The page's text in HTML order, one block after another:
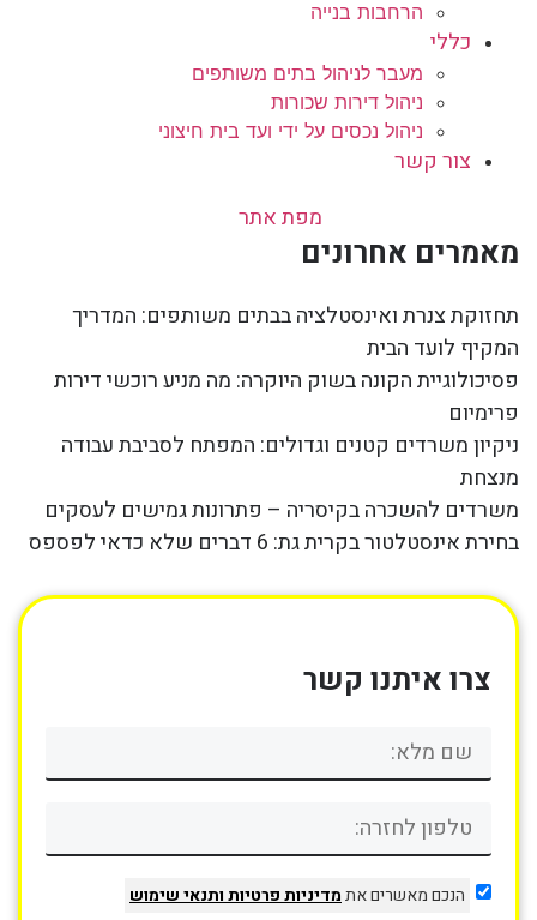
הרחבות בנייה
כללי
מעבר לניהול בתים משותפים
ניהול דירות שכורות
ניהול נכסים על ידי ועד בית חיצוני
צור קשר
מפת אתר
מאמרים אחרונים
תחזוקת צנרת ואינסטלציה בבתים משותפים: המדריך
המקיף לועד הבית
פסיכולוגיית הקונה בשוק היוקרה: מה מניע רוכשי דירות
פרימיום
ניקיון משרדים קטנים וגדולים: המפתח לסביבת עבודה
מנצחת
משרדים להשכרה בקיסריה – פתרונות גמישים לעסקים
בחירת אינסטלטור בקרית גת: 6 דברים שלא כדאי לפספס
צרו איתנו קשר
הנכם מאשרים אתמדיניות פרטיותותנאי שימוש